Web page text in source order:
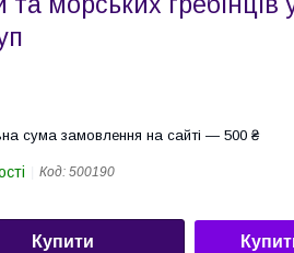
сума замовлення на сайті — 500 ₴
Код: 500190
Купити